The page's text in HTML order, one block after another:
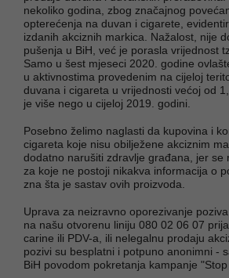
nekoliko godina, zbog značajnog
opterećenja na duvan i cigarete,
izdanih akciznih markica. Nažalost, nije
pušenja u BiH, već je porasla vrijednost
Samo u šest mjeseci 2020. godine
u aktivnostima provedenim na cijeloj
duvana i cigareta u vrijednosti većoj od
je više nego u cijeloj 2019. godini.
Posebno želimo naglasti da kupovina i
cigareta koje nisu obilježene akciznim
dodatno narušiti zdravlje građana, jer se
za koje ne postoji nikakva informacija o
zna šta je sastav ovih proizvoda.
Uprava za neizravno oporezivanje
na našu otvorenu liniju 080 02 06 07
carine ili PDV-a, ili nelegalnu prodaju
pozivi su besplatni i potpuno anonimni -
BiH povodom pokretanja kampanje